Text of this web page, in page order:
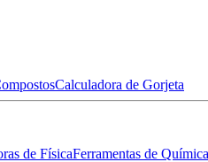
Calculadora de Gorjeta
de FísicaFerramentas de Química